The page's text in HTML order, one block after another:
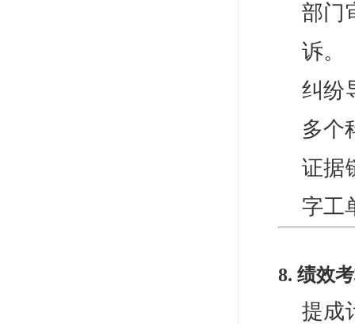
部门
诉。
纠纷
多个
证据
字工
8. 绩效
提成